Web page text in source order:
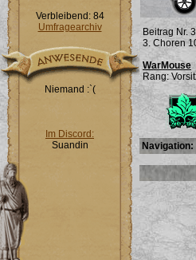
Verbleibend: 84
Umfragearchiv
Niemand :`(
Im Discord:
Suandin
Beitrag Nr. 3
3. Choren
WarMouse
Rang:
Navigation: